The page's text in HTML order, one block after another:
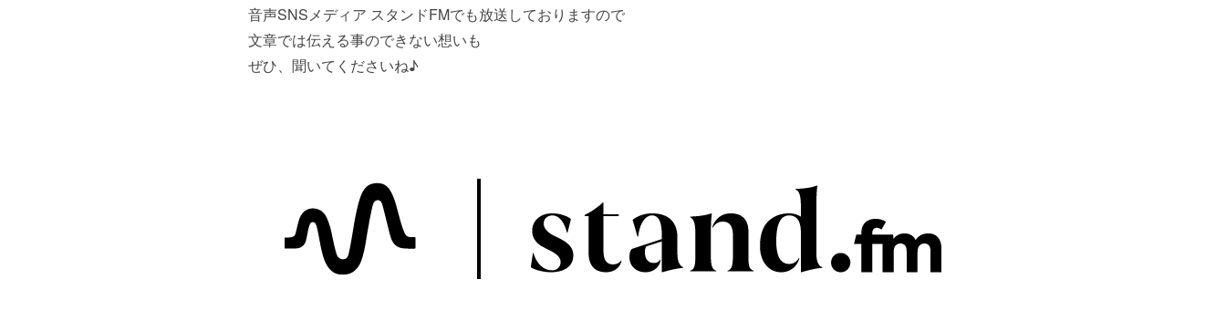
音声SNSメディア スタンドFMでも放送しておりますので
文章では伝える事のできない想いも
ぜひ、聞いてくださいね♪